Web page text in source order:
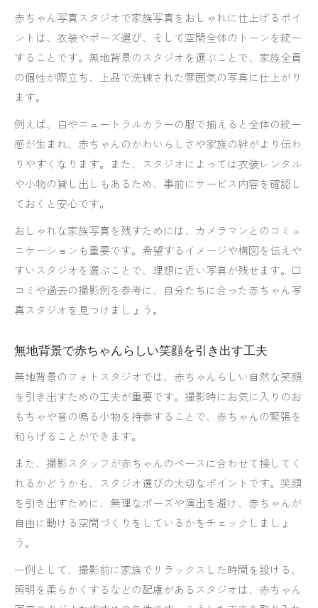
赤ちゃん写真スタジオで家族写真をおしゃれに仕上げるポイ
ントは、衣装やポーズ選び、そして空間全体のトーンを統一
することです。無地背景のスタジオを選ぶことで、家族全員
の個性が際立ち、上品で洗練された雰囲気の写真に仕上がり
ます。
例えば、白やニュートラルカラーの服で揃えると全体の統一
感が生まれ、赤ちゃんのかわいらしさや家族の絆がより伝わ
りやすくなります。また、スタジオによっては衣装レンタル
や小物の貸し出しもあるため、事前にサービス内容を確認し
ておくと安心です。
おしゃれな家族写真を残すためには、カメラマンとのコミュ
ニケーションも重要です。希望するイメージや構図を伝えや
すいスタジオを選ぶことで、理想に近い写真が残せます。口
コミや過去の撮影例を参考に、自分たちに合った赤ちゃん写
真スタジオを見つけましょう。
無地背景で赤ちゃんらしい笑顔を引き出す工夫
無地背景のフォトスタジオでは、赤ちゃんらしい自然な笑顔
を引き出すための工夫が重要です。撮影時にお気に入りのお
もちゃや音の鳴る小物を持参することで、赤ちゃんの緊張を
和らげることができます。
また、撮影スタッフが赤ちゃんのペースに合わせて接してく
れるかどうかも、スタジオ選びの大切なポイントです。笑顔
を引き出すために、無理なポーズや演出を避け、赤ちゃんが
自由に動ける空間づくりをしているかをチェックしましょ
う。
一例として、撮影前に家族でリラックスした時間を設ける、
照明を柔らかくするなどの配慮があるスタジオは、赤ちゃん